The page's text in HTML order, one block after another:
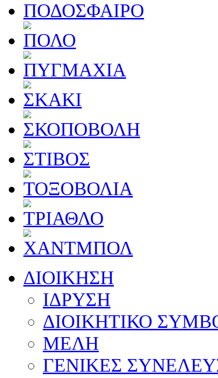
ΔΙΟΙΚΗΣΗ
ΙΔΡΥΣΗ
ΔΙΟΙΚΗΤΙΚΟ
ΜΕΛΗ
ΓΕΝΙΚΕΣ